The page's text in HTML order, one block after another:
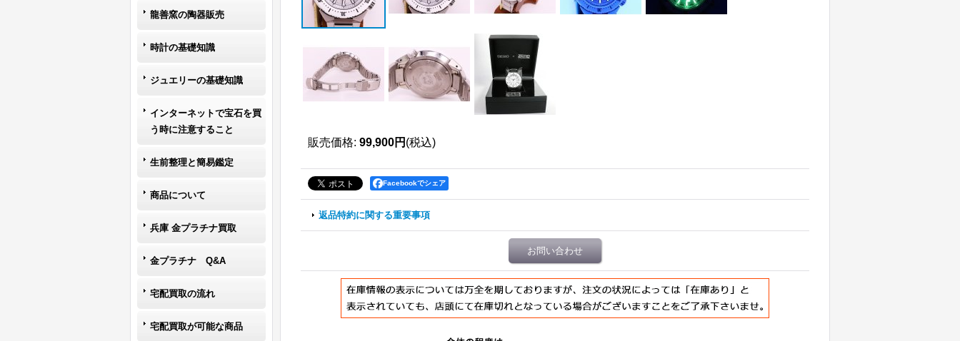
龍善窯の陶器販売
時計の基礎知識
ジュエリーの基礎知識
インターネットで宝石を買
う時に注意すること
生前整理と簡易鑑定
商品について
兵庫 金プラチナ買取
金プラチナ Q&A
宅配買取の流れ
宅配買取が可能な商品
販売価格: 99,900円 (税込)
Facebookでシェア
返品特約に関する重要事項
お問い合わせ